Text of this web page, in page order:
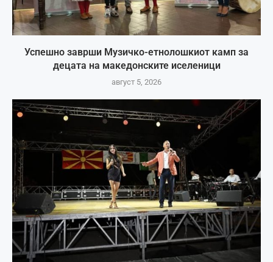
Успешно заврши Музичко-етнолошкиот камп за
децата на македонските иселеници
август 5, 2026